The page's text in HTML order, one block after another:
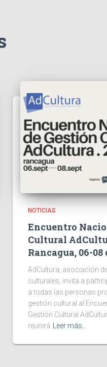
NOTICIAS
Encuentro
Cultural
Rancagua, 06-
AdCultura, asociación
culturales, invita a
a todas las personas
gestión cultural al
Gestión Cultural
reunirá
Leer más…